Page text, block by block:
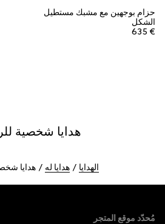
حزام بوجهين مع مشبك مستطيل
الشكل
€ 635
هدايا شخصية
الهدايا هدايا له هدايا
مُحدّد موقع المتجر